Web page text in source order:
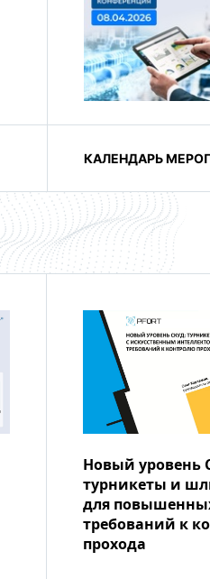
КАЛЕНДАРЬ
Новый уровень
турникеты и
для
требований к
прохода